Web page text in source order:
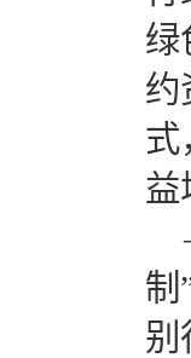
绿
约
式
益
制
别